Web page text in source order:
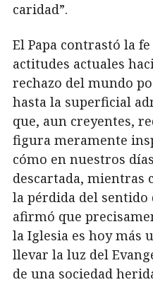
caridad”.
El Papa contrastó la
actitudes actuales
rechazo del mundo
hasta la superficial
que, aun creyentes,
figura meramente
cómo en nuestros
descartada, mientras
la pérdida del sentido
afirmó que
la Iglesia es hoy más
llevar la luz del
de una sociedad